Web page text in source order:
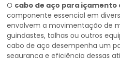
O cabo de aço para içamento
componente essencial em
envolvem a movimentação de
guindastes, talhas ou outros
cabo de aço desempenha um
segurança e eficiência dessas